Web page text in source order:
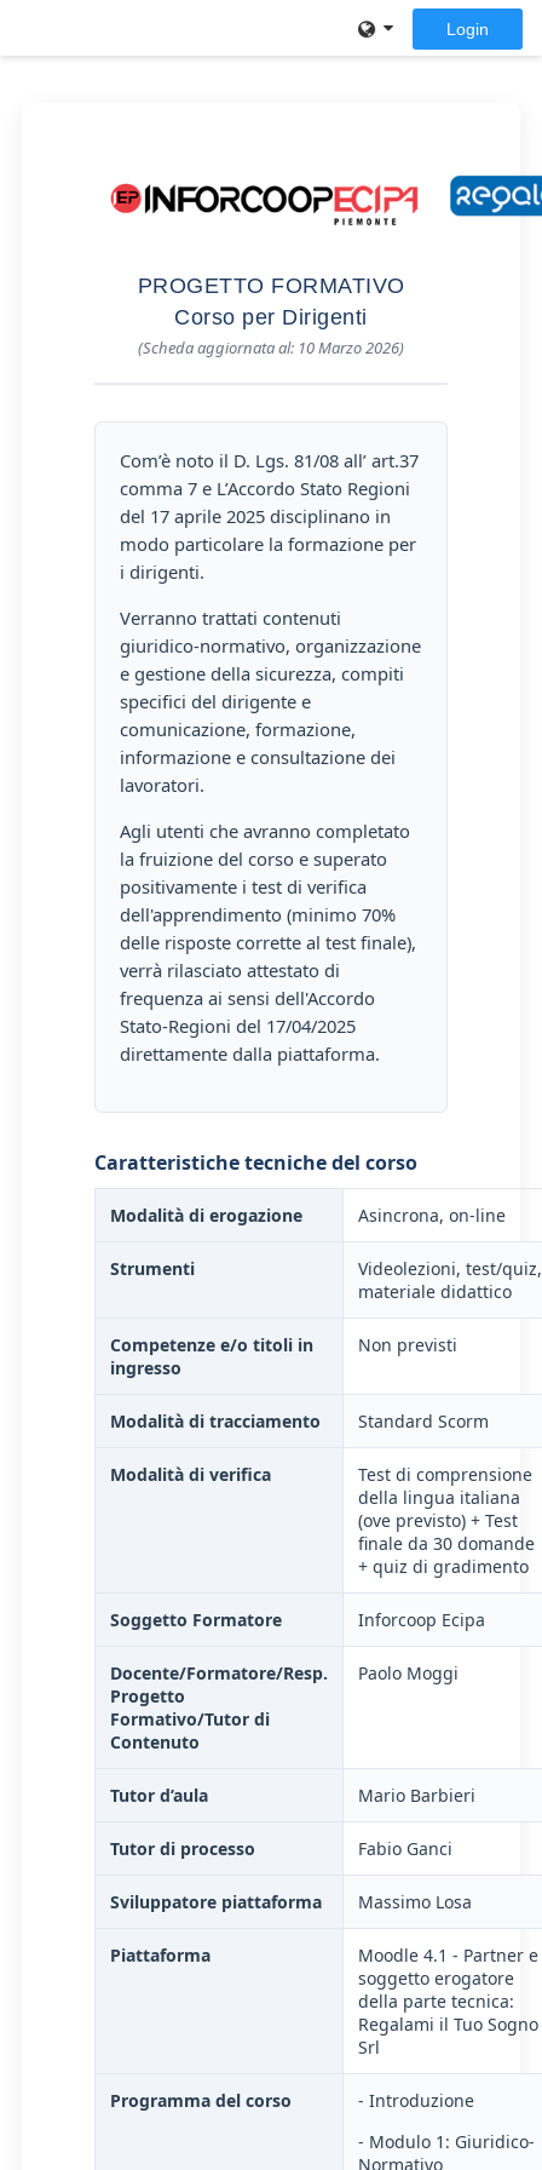
Login
PROGETTO FORMATIVO
Corso per Dirigenti
(Scheda aggiornata al: 10 Marzo 2026)
Com’è noto il D. Lgs. 81/08 all’ art.37
comma 7 e L’Accordo Stato Regioni
del 17 aprile 2025 disciplinano in
modo particolare la formazione per
i dirigenti.
Verranno trattati contenuti
giuridico-normativo, organizzazione
e gestione della sicurezza, compiti
specifici del dirigente e
comunicazione, formazione,
informazione e consultazione dei
lavoratori.
Agli utenti che avranno completato
la fruizione del corso e superato
positivamente i test di verifica
dell'apprendimento (minimo 70%
delle risposte corrette al test finale),
verrà rilasciato attestato di
frequenza ai sensi dell'Accordo
Stato-Regioni del 17/04/2025
direttamente dalla piattaforma.
Caratteristiche tecniche del corso
Modalità di erogazione Asincrona, on-line
Strumenti
Videolezioni, test/quiz,
materiale didattico
Competenze e/o titoli in
ingresso
Non previsti
Modalità di tracciamento Standard Scorm
Modalità di verifica
Test di comprensione
della lingua italiana
(ove previsto) + Test
finale da 30 domande
+ quiz di gradimento
Soggetto Formatore Inforcoop Ecipa
Docente/Formatore/Resp.
Progetto
Formativo/Tutor di
Contenuto
Paolo Moggi
Tutor d’aula Mario Barbieri
Tutor di processo Fabio Ganci
Sviluppatore piattaforma Massimo Losa
Piattaforma
Moodle 4.1 - Partner e
soggetto erogatore
della parte tecnica:
Regalami il Tuo Sogno
Srl
Programma del corso
- Introduzione
- Modulo 1: Giuridico-
Normativo